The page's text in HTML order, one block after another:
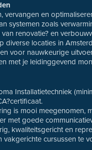
vervangen en
systemen zoals
renovatie? en
diverse locaties in
voor nauwkeurige
met je leidinggevend
Installatietechniek
is mooi meegenomen,
met goede
kwaliteitsgericht en
vakgerichte cursussen te